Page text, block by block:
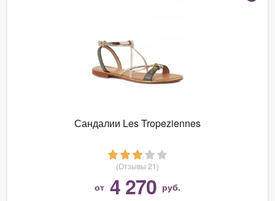
Сандалии Les Tropeziennes
(Отзывы 21)
от 4 270 руб.